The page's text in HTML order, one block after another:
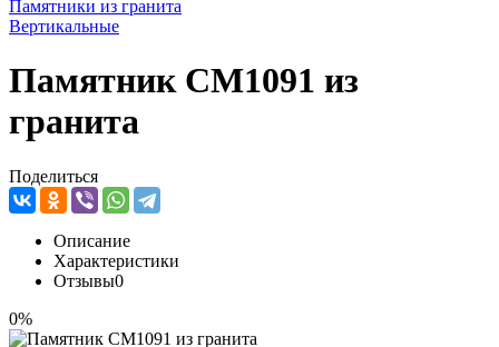
Памятники из гранита
Вертикальные
Памятник CM1091 из
гранита
Поделиться
Описание
Характеристики
Отзывы0
0%